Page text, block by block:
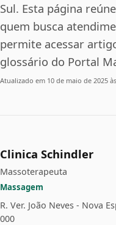
Sul. Esta página
quem busca
permite acessar
glossário do Portal
Atualizado em 10 de maio de 2025
Clinica Schindler
Massoterapeuta
Massagem
R. Ver. João Neves - Nova
000